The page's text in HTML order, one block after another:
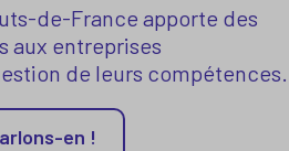
de-France apporte des
aux entreprises
de leurs compétences.
en !